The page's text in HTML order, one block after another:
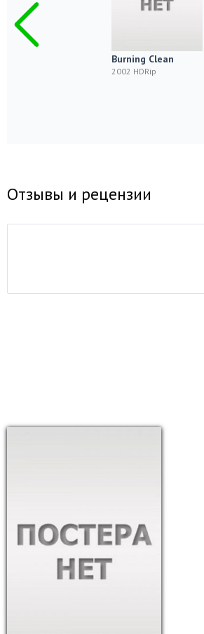
Burning Clean
2002 HDRip
Отзывы и рецензии